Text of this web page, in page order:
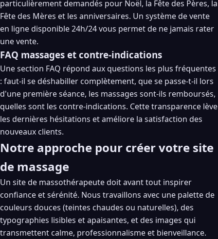
particulièrement demandés pour Noël, la Fête des Pères, la
Fête des Mères et les anniversaires. Un système de vente
en ligne disponible 24h/24 vous permet de ne jamais rater
une vente.
FAQ massages et contre-indications
Une section FAQ répond aux questions les plus fréquentes
: faut-il se déshabiller complètement, que se passe-t-il lors
d'une première séance, les massages sont-ils remboursés,
quelles sont les contre-indications. Cette transparence lève
les dernières hésitations et améliore la satisfaction des
nouveaux clients.
Notre approche pour créer votre site
de massage
Un site de massothérapeute doit avant tout inspirer
confiance et sérénité. Nous travaillons avec une palette de
couleurs douces (teintes chaudes ou naturelles), des
typographies lisibles et apaisantes, et des images qui
transmettent calme, professionnalisme et bienveillance.